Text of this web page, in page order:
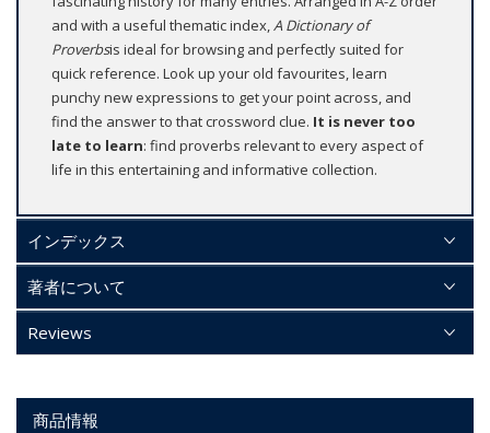
and with a useful thematic index,A Dictionary of
Proverbsis ideal for browsing and perfectly suited for
quick reference. Look up your old favourites, learn
punchy new expressions to get your point across, and
find the answer to that crossword clue. It is never too
late to learn: find proverbs relevant to every aspect of
life in this entertaining and informative collection.
インデックス
著者について
Reviews
商品情報